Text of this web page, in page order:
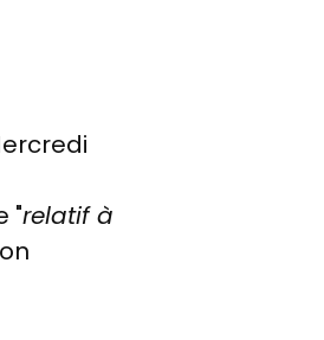
"relatif à